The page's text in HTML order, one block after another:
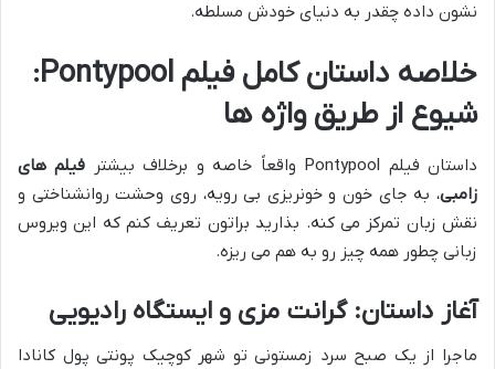
نشون داده چقدر به دنیای خودش مسلطه.
خلاصه داستان کامل فیلم Pontypool:
شیوع از طریق واژه ها
داستان فیلم Pontypool واقعاً خاصه و برخلاف بیشتر
فیلم های
زامبی، به جای خون و خونریزی بی رویه، روی وحشت روانشناختی و
نقش زبان تمرکز می کنه. بذارید براتون تعریف کنم که این ویروس
زبانی چطور همه چیز رو به هم می ریزه.
آغاز داستان: گرانت مزی و ایستگاه رادیویی
ماجرا از یک صبح سرد زمستونی تو شهر کوچیک پونتی پول کانادا